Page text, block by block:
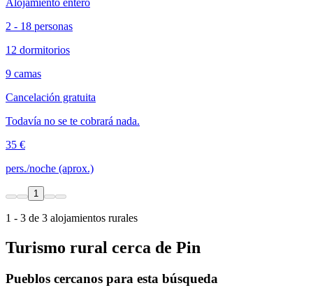
Alojamiento entero
2 - 18 personas
12 dormitorios
9 camas
Cancelación gratuita
Todavía no se te cobrará nada.
35 €
pers./noche (aprox.)
1
1 - 3 de 3 alojamientos rurales
Turismo rural cerca de Pin
Pueblos cercanos para esta búsqueda